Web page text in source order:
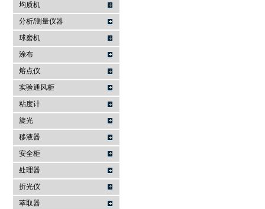
均质机
分析/测量仪器
球磨机
涂布
熔点仪
实验通风柜
粘度计
旋光
移液器
安全柜
处理器
折光仪
萃取器